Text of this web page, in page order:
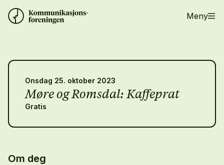
Meny
Onsdag 25. oktober 2023
Møre og Romsdal: Kaffeprat
Gratis
Om deg